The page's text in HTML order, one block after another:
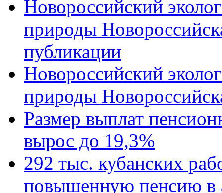
Новороссийский
природы
публикации
Новороссийский
природы
Размер выплат
вырос до 19,3%
292 тыс. кубанских
повышенную пенсию в